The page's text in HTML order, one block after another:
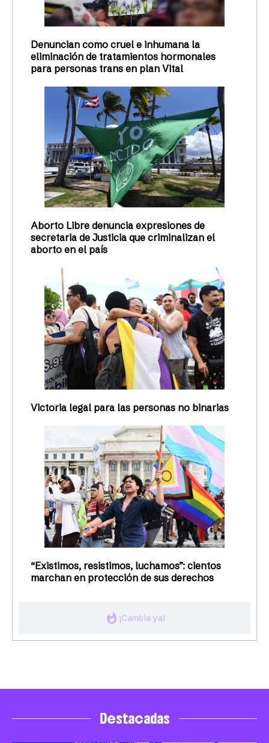
whatshot ¡Cambia ya!
Denuncian como cruel e inhumana la
eliminación de tratamientos hormonales
para personas trans en plan Vital
Aborto Libre denuncia expresiones de
secretaria de Justicia que criminalizan el
aborto en el país
Victoria legal para las personas no binarias
“Existimos, resistimos, luchamos”: cientos
marchan en protección de sus derechos
Destacadas